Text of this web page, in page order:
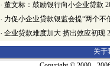
· 董文标：鼓励银行向小企业贷款
· 力促小企业贷款银监会提“两个不
· 企业贷款难度加大 挤出效应初现
关于